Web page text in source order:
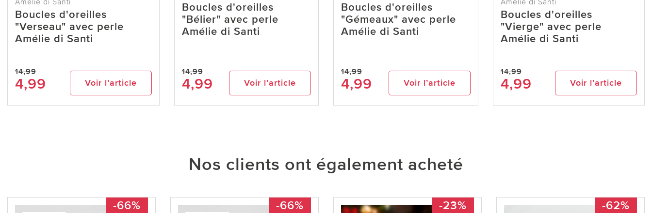
Amelie di Santi
Boucles d'oreilles
"Verseau" avec perle
Amélie di Santi
14,99
4,99 Voir l’article
Boucles d'oreilles
"Bélier" avec perle
Amélie di Santi
14,99
4,99 Voir l’article
Boucles d'oreilles
"Gémeaux" avec perle
Amélie di Santi
14,99
4,99 Voir l’article
Amelie di Santi
Boucles d'oreilles
"Vierge" avec perle
Amélie di Santi
14,99
4,99 Voir l’article
Nos clients ont également acheté
-66% -66% -23% -62%